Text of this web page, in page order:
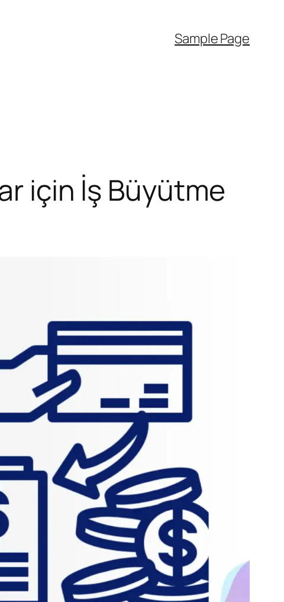
Sample Page
için İş Büyütme